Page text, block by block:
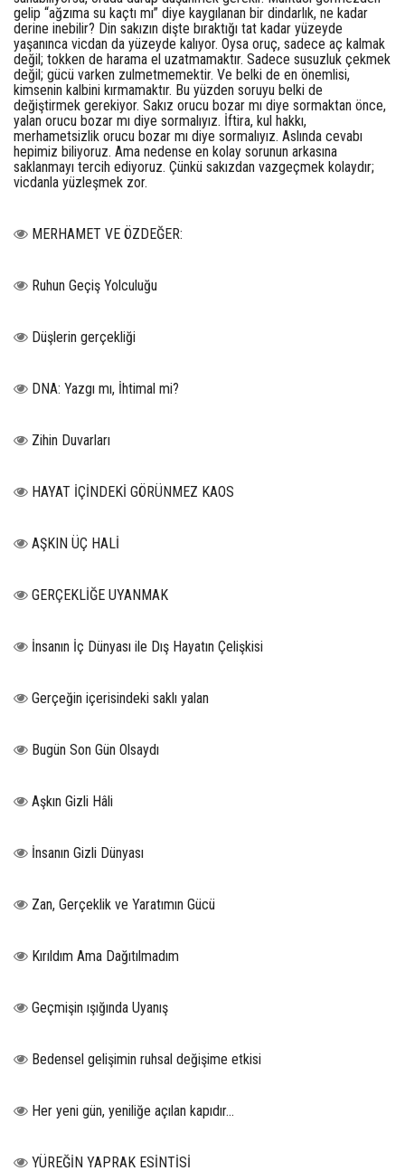
gelip “ağzıma su kaçtı mı” diye kaygılanan bir dindarlık, ne kadar
derine inebilir? Din sakızın dişte bıraktığı tat kadar yüzeyde
yaşanınca vicdan da yüzeyde kalıyor. Oysa oruç, sadece aç kalmak
değil; tokken de harama el uzatmamaktır. Sadece susuzluk çekmek
değil; gücü varken zulmetmemektir. Ve belki de en önemlisi,
kimsenin kalbini kırmamaktır. Bu yüzden soruyu belki de
değiştirmek gerekiyor. Sakız orucu bozar mı diye sormaktan önce,
yalan orucu bozar mı diye sormalıyız. İftira, kul hakkı,
merhametsizlik orucu bozar mı diye sormalıyız. Aslında cevabı
hepimiz biliyoruz. Ama nedense en kolay sorunun arkasına
saklanmayı tercih ediyoruz. Çünkü sakızdan vazgeçmek kolaydır;
vicdanla yüzleşmek zor.
MERHAMET VE ÖZDEĞER:
Ruhun Geçiş Yolculuğu
Düşlerin gerçekliği
DNA: Yazgı mı, İhtimal mi?
Zihin Duvarları
HAYAT İÇİNDEKİ GÖRÜNMEZ KAOS
AŞKIN ÜÇ HALİ
GERÇEKLİĞE UYANMAK
İnsanın İç Dünyası ile Dış Hayatın Çelişkisi
Gerçeğin içerisindeki saklı yalan
Bugün Son Gün Olsaydı
Aşkın Gizli Hâli
İnsanın Gizli Dünyası
Zan, Gerçeklik ve Yaratımın Gücü
Kırıldım Ama Dağıtılmadım
Geçmişin ışığında Uyanış
Bedensel gelişimin ruhsal değişime etkisi
Her yeni gün, yeniliğe açılan kapıdır...
YÜREĞİN YAPRAK ESİNTİSİ